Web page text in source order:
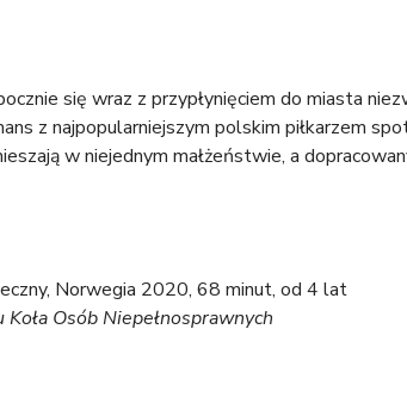
się wraz z przypłynięciem do miasta
z najpopularniejszym polskim piłkarzem
w niejednym małżeństwie, a
Norwegia 2020, 68 minut, od 4 lat
Osób Niepełnosprawnych